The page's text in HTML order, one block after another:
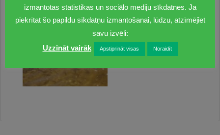
izmantotas statistikas un sociālo mediju sīkdatnes. Ja
piekrītat šo papildu sīkdatņu izmantošanai, lūdzu, atzīmējiet
savu izvēli:
Uzzināt vairāk
Apstiprināt visas Noraidīt